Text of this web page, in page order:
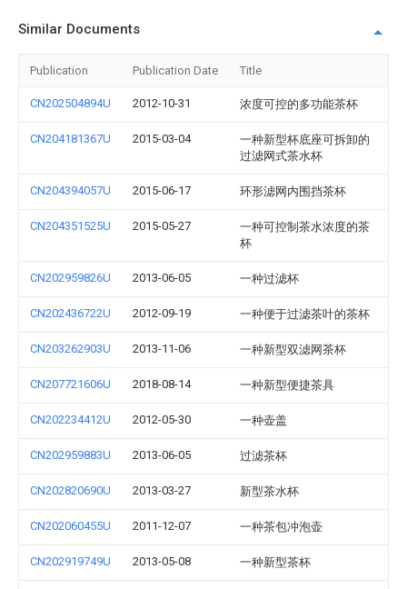
Similar Documents
Publication Publication Date Title
CN202504894U 2012-10-31 浓度可控的多功能茶杯
CN204181367U 2015-03-04
一种新型杯底座可拆卸的
过滤网式茶水杯
CN204394057U 2015-06-17 环形滤网内围挡茶杯
CN204351525U 2015-05-27
一种可控制茶水浓度的茶
杯
CN202959826U 2013-06-05 一种过滤杯
CN202436722U 2012-09-19 一种便于过滤茶叶的茶杯
CN203262903U 2013-11-06 一种新型双滤网茶杯
CN207721606U 2018-08-14 一种新型便捷茶具
CN202234412U 2012-05-30 一种壶盖
CN202959883U 2013-06-05 过滤茶杯
CN202820690U 2013-03-27 新型茶水杯
CN202060455U 2011-12-07 一种茶包冲泡壶
CN202919749U 2013-05-08 一种新型茶杯